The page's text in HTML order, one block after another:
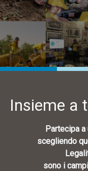
Insieme a
Partecipa
scegliendo
sono i